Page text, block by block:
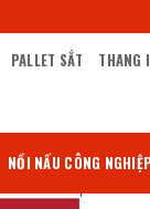
PALLET SẮT THANG
NỒI NẤU CÔNG NGHIỆP